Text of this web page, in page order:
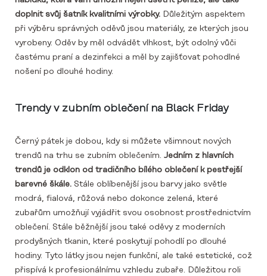
doplnit svůj šatník kvalitními výrobky. Důležitým aspektem
při výběru správných oděvů jsou materiály, ze kterých jsou
vyrobeny. Oděv by měl odvádět vlhkost, být odolný vůči
častému praní a dezinfekci a měl by zajišťovat pohodlné
nošení po dlouhé hodiny.
Trendy v zubním oblečení na Black Friday
Černý pátek je dobou, kdy si můžete všimnout nových
trendů na trhu se zubním oblečením. Jedním z hlavních
trendů je odklon od tradičního bílého oblečení k pestřejší
barevné škále. Stále oblíbenější jsou barvy jako světle
modrá, fialová, růžová nebo dokonce zelená, které
zubařům umožňují vyjádřit svou osobnost prostřednictvím
oblečení. Stále běžnější jsou také oděvy z moderních
prodyšných tkanin, které poskytují pohodlí po dlouhé
hodiny. Tyto látky jsou nejen funkční, ale také estetické, což
přispívá k profesionálnímu vzhledu zubaře. Důležitou roli